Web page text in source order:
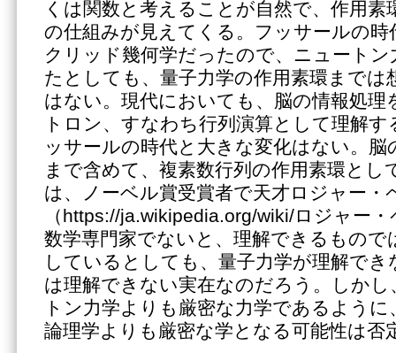
くは関数と考えることが自然で、作用素
の仕組みが見えてくる。フッサールの時
クリッド幾何学だったので、ニュート
たとしても、量子力学の作用素環までは
はない。現代においても、脳の情報処理
トロン、すなわち行列演算として理解
ッサールの時代と大きな変化はない。脳
まで含めて、複素数行列の作用素環とし
は、ノーベル賞受賞者で天才ロジャー・
（https://ja.wikipedia.org/wiki/ロジャー
数学専門家でないと、理解できるもので
しているとしても、量子力学が理解で
は理解できない実在なのだろう。しかし
トン力学よりも厳密な力学であるよう
論理学よりも厳密な学となる可能性は否